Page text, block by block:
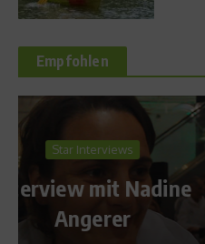
Empfohlen
Eine